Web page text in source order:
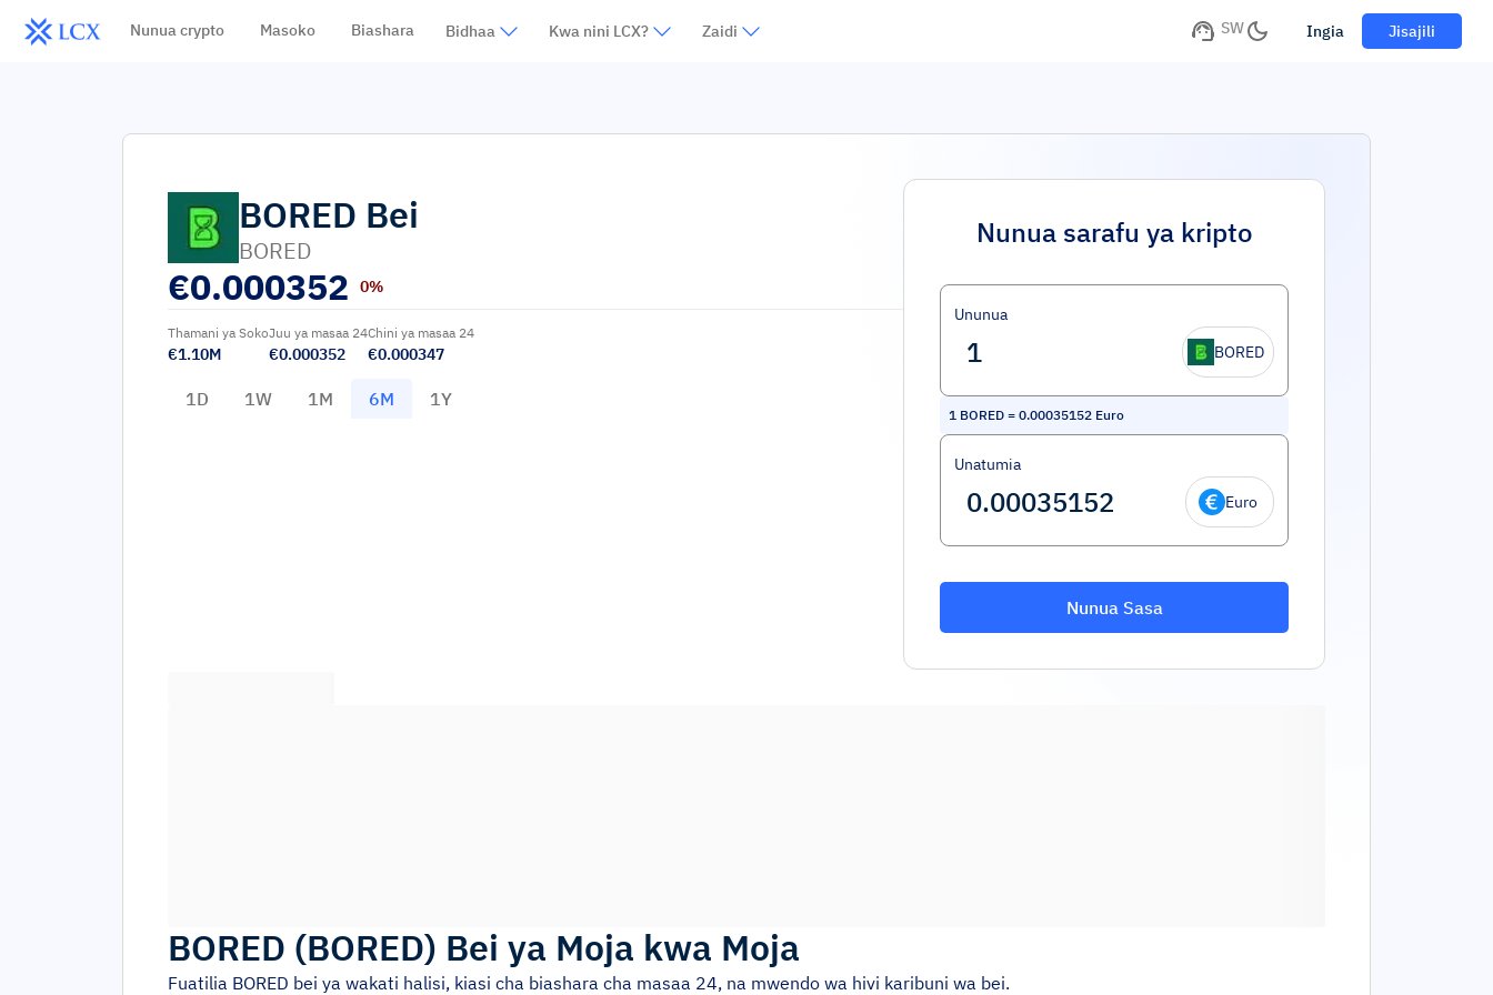
Nunua crypto Masoko Biashara Bidhaa Kwa nini LCX? Zaidi SW Ingia Jisajili
BORED Bei
BORED
€0.000352 0%
Thamani ya Soko
€1.10M
Juu ya masaa 24
€0.000352
Chini ya masaa 24
€0.000347
1D 1W 1M 6M 1Y
Nunua sarafu ya kripto
Ununua
BORED
1 BORED = 0.00035152 Euro
Unatumia
Euro
Nunua Sasa
BORED (BORED) Bei ya Moja kwa Moja
Fuatilia BORED bei ya wakati halisi, kiasi cha biashara cha masaa 24, na mwendo wa hivi karibuni wa bei.